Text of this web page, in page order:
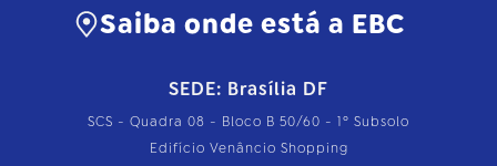
Saiba onde está a EBC
SEDE: Brasília DF
SCS - Quadra 08 - Bloco B 50/60 - 1º Subsolo
Edifício Venâncio Shopping